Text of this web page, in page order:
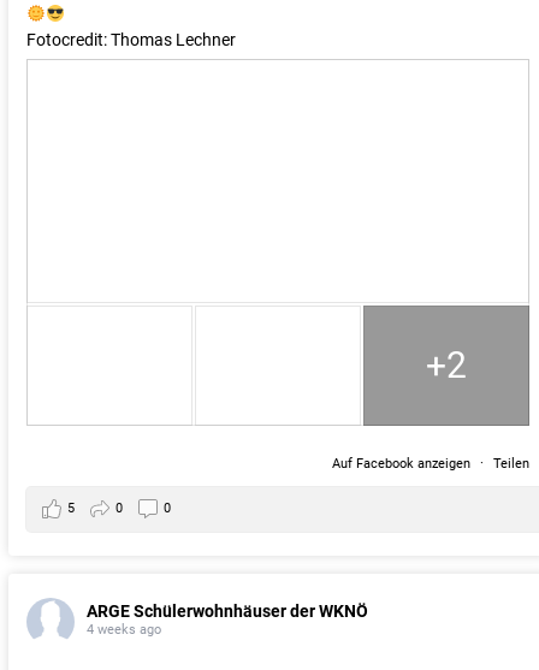
Fotocredit: Thomas Lechner
+2
Auf Facebook anzeigen · Teilen
5 0 0
ARGE Schülerwohnhäuser der WKNÖ
4 weeks ago